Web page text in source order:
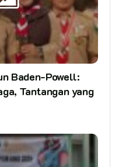
Baden-Powell:
Tantangan yang